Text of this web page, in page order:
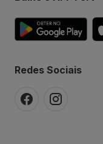
Redes Sociais